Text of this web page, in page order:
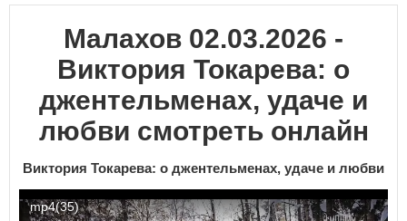
Малахов 02.03.2026 -
Виктория Токарева: о
джентельменах, удаче и
любви смотреть онлайн
Виктория Токарева: о джентельменах, удаче и любви